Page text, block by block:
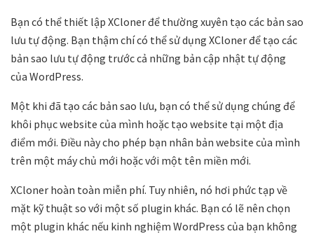
Bạn có thể thiết lập XCloner để thường xuyên tạo các bản sao
lưu tự động. Bạn thậm chí có thể sử dụng XCloner để tạo các
bản sao lưu tự động trước cả những bản cập nhật tự động
của WordPress.
Một khi đã tạo các bản sao lưu, bạn có thể sử dụng chúng để
khôi phục website của mình hoặc tạo website tại một địa
điểm mới. Điều này cho phép bạn nhân bản website của mình
trên một máy chủ mới hoặc với một tên miền mới.
XCloner hoàn toàn miễn phí. Tuy nhiên, nó hơi phức tạp về
mặt kỹ thuật so với một số plugin khác. Bạn có lẽ nên chọn
một plugin khác nếu kinh nghiệm WordPress của bạn không